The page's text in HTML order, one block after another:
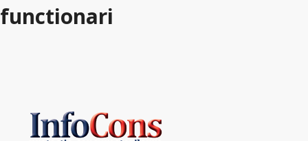
functionari